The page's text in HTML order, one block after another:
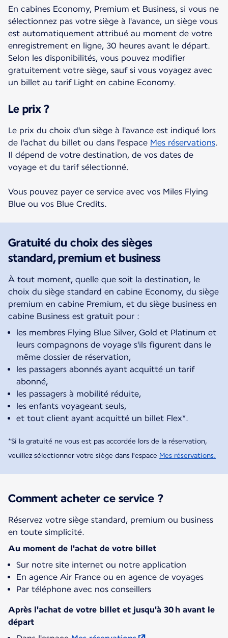
En cabines Economy, Premium et Business, si vous ne
sélectionnez pas votre siège à l'avance, un siège vous
est automatiquement attribué au moment de votre
enregistrement en ligne, 30 heures avant le départ.
Selon les disponibilités, vous pouvez modifier
gratuitement votre siège, sauf si vous voyagez avec
un billet au tarif Light en cabine Economy.
Le prix ?
Le prix du choix d'un siège à l'avance est indiqué lors
de l'achat du billet ou dans l'espace Mes réservations.
Il dépend de votre destination, de vos dates de
voyage et du tarif sélectionné.
Vous pouvez payer ce service avec vos Miles Flying
Blue ou vos Blue Credits.
Gratuité du choix des sièges
standard, premium et business
À tout moment, quelle que soit la destination, le
choix du siège standard en cabine Economy, du siège
premium en cabine Premium, et du siège business en
cabine Business est gratuit pour :
les membres Flying Blue Silver, Gold et Platinum et
leurs compagnons de voyage s'ils figurent dans le
même dossier de réservation,
les passagers abonnés ayant acquitté un tarif
abonné,
les passagers à mobilité réduite,
les enfants voyageant seuls,
et tout client ayant acquitté un billet Flex*.
*Si la gratuité ne vous est pas accordée lors de la réservation,
veuillez sélectionner votre siège dans l'espace Mes réservations.
Comment acheter ce service ?
Réservez votre siège standard, premium ou business
en toute simplicité.
Au moment de l'achat de votre billet
Sur notre site internet ou notre application
En agence Air France ou en agence de voyages
Par téléphone avec nos conseillers
Après l'achat de votre billet et jusqu'à 30 h avant le
départ